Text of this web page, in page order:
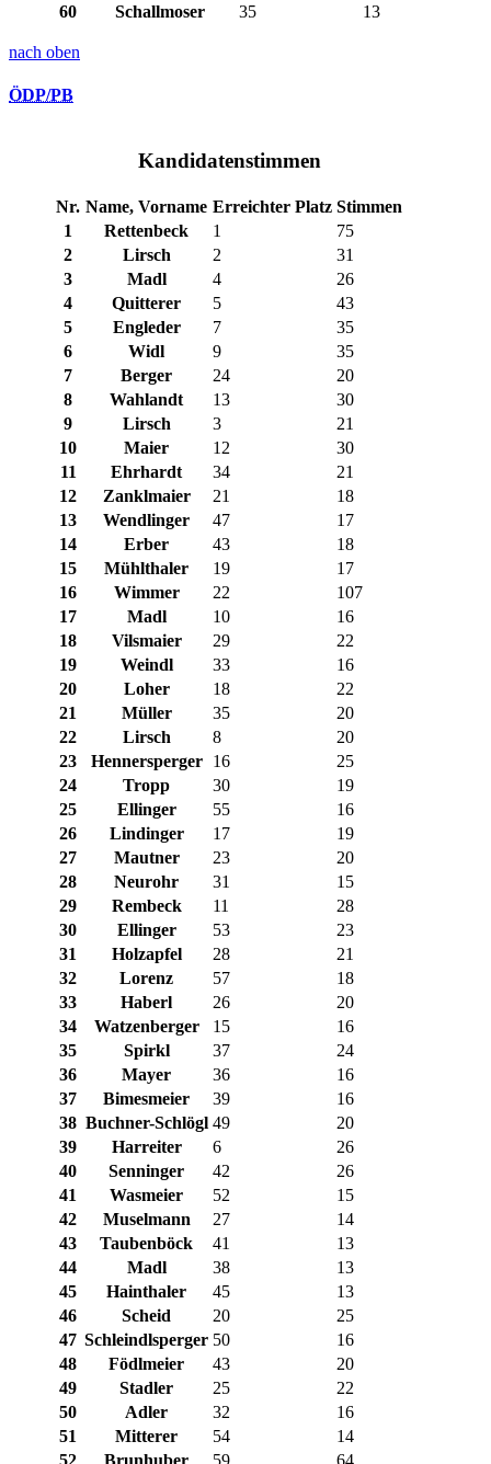
60
Schallmoser 35 13
nach oben
ÖDP/PB
Kandidatenstimmen
Nr. Name, Vorname Erreichter Platz Stimmen
1
Rettenbeck 1
75
2
Lirsch 2
31
3
Madl 4
26
4
Quitterer 5
43
5
Engleder 7
35
6
Widl 9
35
7
Berger 24
20
8
Wahlandt 13
30
9
Lirsch 3
21
10
Maier 12
30
11
Ehrhardt 34
21
12
Zanklmaier 21
18
13
Wendlinger 47
17
14
Erber 43
18
15
Mühlthaler 19
17
16
Wimmer 22
107
17
Madl 10
16
18
Vilsmaier 29
22
19
Weindl 33
16
20
Loher 18
22
21
Müller 35
20
22
Lirsch 8
20
23
Hennersperger 16
25
24
Tropp 30
19
25
Ellinger 55
16
26
Lindinger 17
19
27
Mautner 23
20
28
Neurohr 31
15
29
Rembeck 11
28
30
Ellinger 53
23
31
Holzapfel 28
21
32
Lorenz 57
18
33
Haberl 26
20
34
Watzenberger 15
16
35
Spirkl 37
24
36
Mayer 36
16
37
Bimesmeier 39
16
38 Buchner-Schlögl 49
20
39
Harreiter 6
26
40
Senninger 42
26
41
Wasmeier 52
15
42
Muselmann 27
14
43
Taubenböck 41
13
44
Madl 38
13
45
Hainthaler 45
13
46
Scheid 20
25
47 Schleindlsperger 50
16
48
Födlmeier 43
20
49
Stadler 25
22
50
Adler 32
16
51
Mitterer 54
14
52
Brunhuber 59 64